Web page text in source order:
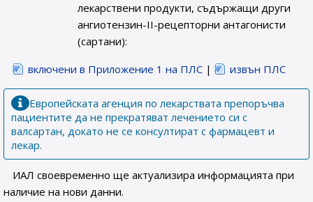
лекарствени продукти, съдържащи други
ангиотензин-II-рецепторни антагонисти
(сартани):
включени в Приложение 1 на ПЛС | извън ПЛС
Европейската агенция по лекарствата препоръчва
пациентите да не прекратяват лечението си с
валсартан, докато не се консултират с фармацевт и
лекар.
ИАЛ своевременно ще актуализира информацията при
наличие на нови данни.